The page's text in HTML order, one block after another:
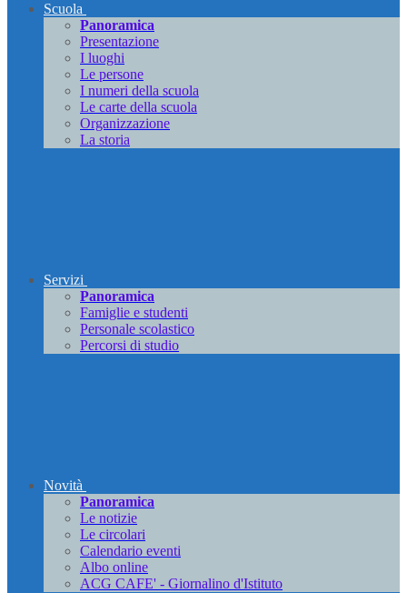
Scuola
Panoramica
Presentazione
I luoghi
Le persone
I numeri della scuola
Le carte della scuola
Organizzazione
La storia
Servizi
Panoramica
Famiglie e studenti
Personale scolastico
Percorsi di studio
Novità
Panoramica
Le notizie
Le circolari
Calendario eventi
Albo online
ACG CAFE' - Giornalino d'Istituto